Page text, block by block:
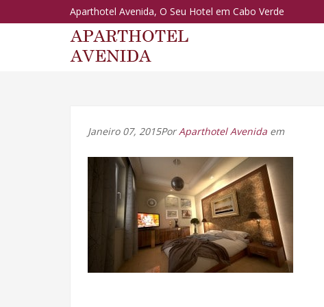
Aparthotel Avenida, O Seu Hotel em Cabo Verde
Janeiro 07, 2015PorAparthotel Avenida em